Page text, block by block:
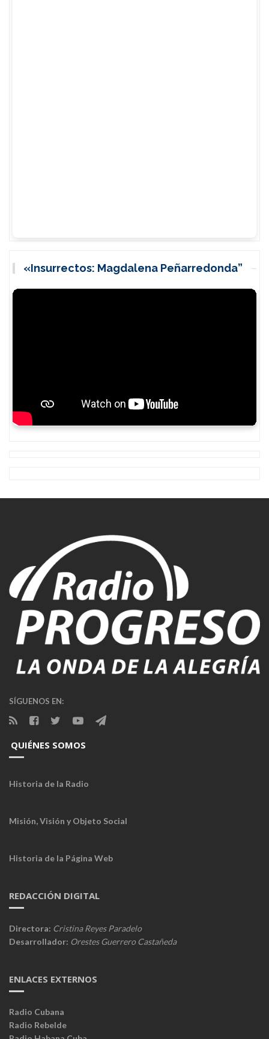
«Insurrectos: Magdalena Peñarredonda”
SÍGUENOS EN:
QUIÉNES SOMOS
Historia de la Radio
Misión, Visión y Objeto Social
Historia de la Página Web
REDACCIÓN DIGITAL
Directora: Cristina Reyes Paradelo
Desarrollador: Orestes Guerrero Castañeda
ENLACES EXTERNOS
Radio Cubana
Radio Rebelde